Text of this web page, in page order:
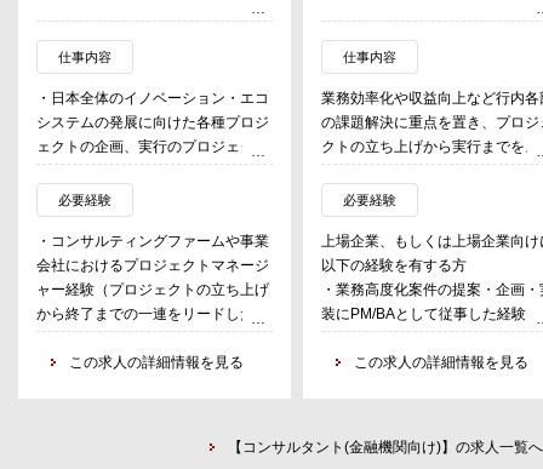
仕事内容
・日本全体のイノベーション・エコ
システムの発展に向けた各種プロジ
ェクトの企画、実行のプロジェクト
リード
-自治体を対象に、スタートアッ
プ×地域企業による地方創生・産業
振興、社会課題を目指したアクセラ
レータープログラム
-大学、高等専門学校を対象にし
た研究シーズの事業化に向けた伴走
-イノベーション・エコシステム
必要経験
・コンサルティングファームや事業
会社におけるプロジェクトマネージ
ャー経験（プロジェクトの立ち上げ
から終了までの一連をリードした経
験）
・スタートアップエコシステムや、
描き実現することに対するチャレン
この求人の詳細情報を見る
仕事内容
業務効率化や収益向上など行内各
の課題解決に重点を置き、プロジ
クトの立ち上げから実行までをス
ード感をもって力強く推進いただ
る方を募集します
以下のいずれかの業務に従事いた
きます
１）コンサルティングライン
・行内各部署へ入り込み、DXを
提案
リューション検討と施策立上・導
必要経験
上場企業、もしくは上場企業向け
以下の経験を有する方
・業務高度化案件の提案・企画・
装にPM/BAとして従事した経験
年以上が望ましい）
・大～中規模プロジェクトで利害
この求人の詳細情報を見る
【コンサルタント(金融機関向け)】の求人一覧へ